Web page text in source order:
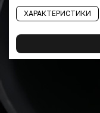
ХАРАКТЕРИСТИКИ